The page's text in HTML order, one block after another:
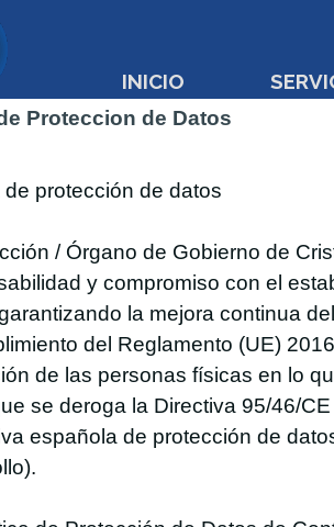
INICIO
Proteccion de Datos
de protección de datos
/ Órgano de Gobierno de
y compromiso con el
la mejora continua
del Reglamento (UE)
de las personas físicas en lo
se deroga la Directiva 95/46/
española de protección de